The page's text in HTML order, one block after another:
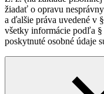
žiadať o opravu
a ďalšie práva uvedené v
všetky informácie podľa
poskytnuté osobné údaje